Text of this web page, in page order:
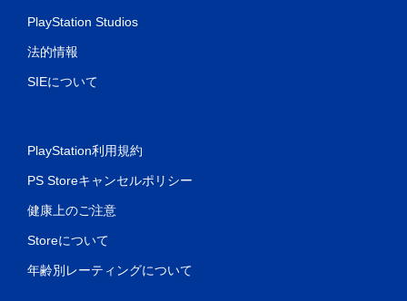
PlayStation Studios
法的情報
SIEについて
PlayStation利用規約
PS Storeキャンセルポリシー
健康上のご注意
Storeについて
年齢別レーティングについて